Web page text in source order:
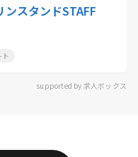
スタンドSTAFF
supported by 求人ボックス